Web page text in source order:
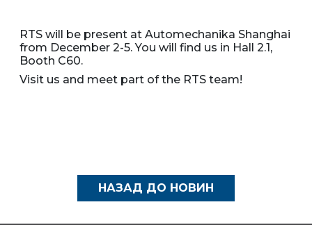
RTS will be present at Automechanika Shanghai
from December 2-5. You will find us in Hall 2.1,
Booth C60.
Visit us and meet part of the RTS team!
НАЗАД ДО НОВИН